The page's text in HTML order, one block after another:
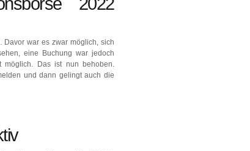
Davor war es zwar möglich, sich
eine Buchung war jedoch
möglich. Das ist nun behoben.
und dann gelingt auch die